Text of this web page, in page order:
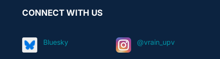
CONNECT WITH US
Bluesky @vrain_upv